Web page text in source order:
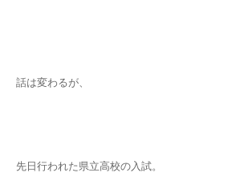
話は変わるが、
先日行われた県立高校の入試。